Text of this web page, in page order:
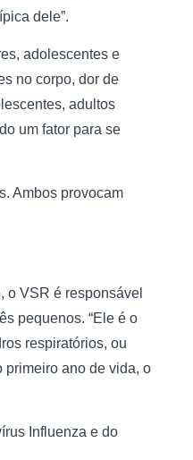
dele”.
adolescentes e
no corpo, dor de
adultos
um fator para se
Ambos provocam
o VSR é responsável
pequenos. “Ele é o
respiratórios, ou
primeiro ano de vida, o
Influenza e do